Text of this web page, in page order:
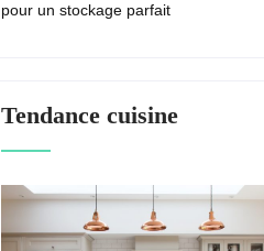
pour un stockage parfait
Tendance cuisine